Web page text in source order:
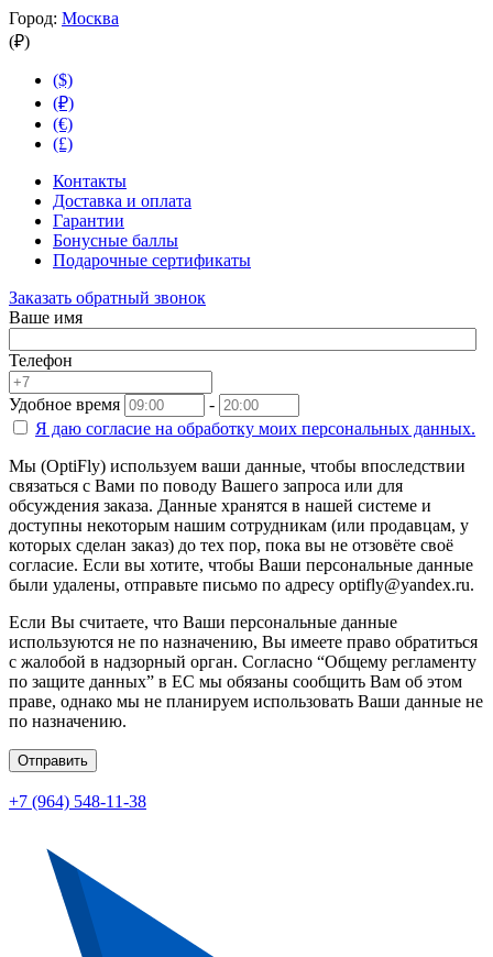
Город: Москва
(₽)
($)
(₽)
(€)
(£)
Контакты
Доставка и оплата
Гарантии
Бонусные баллы
Подарочные сертификаты
Заказать обратный звонок
Ваше имя
Телефон
Удобное время
-
Я даю согласие на обработку моих персональных данных.
Мы (OptiFly) используем ваши данные, чтобы впоследствии
связаться с Вами по поводу Вашего запроса или для
обсуждения заказа. Данные хранятся в нашей системе и
доступны некоторым нашим сотрудникам (или продавцам, у
которых сделан заказ) до тех пор, пока вы не отзовёте своё
согласие. Если вы хотите, чтобы Ваши персональные данные
были удалены, отправьте письмо по адресу optifly@yandex.ru.
Если Вы считаете, что Ваши персональные данные
используются не по назначению, Вы имеете право обратиться
с жалобой в надзорный орган. Согласно “Общему регламенту
по защите данных” в ЕС мы обязаны сообщить Вам об этом
праве, однако мы не планируем использовать Ваши данные не
по назначению.
Отправить
+7 (964) 548-11-38